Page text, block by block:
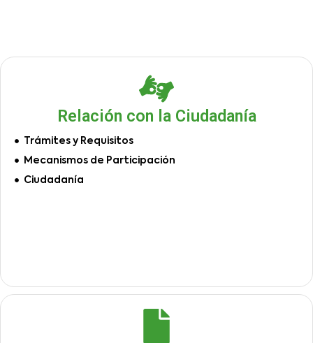
Relación con la Ciudadanía
Trámites y Requisitos
Mecanismos de Participación
Ciudadanía